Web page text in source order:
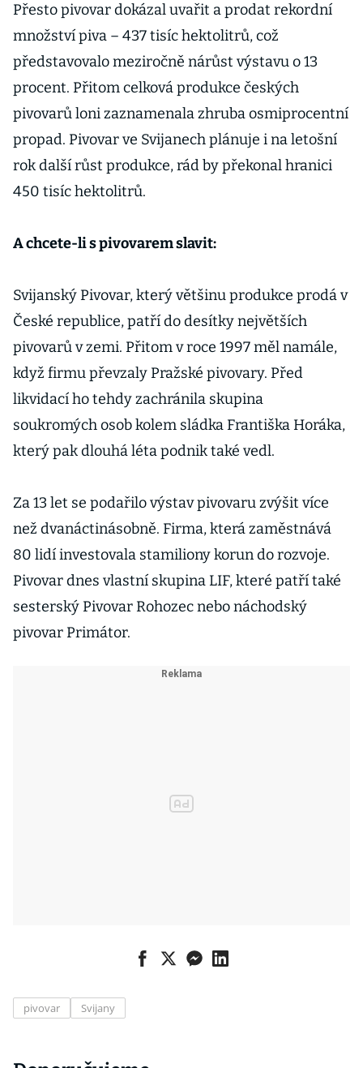
Přesto pivovar dokázal uvařit a prodat rekordní
množství piva – 437 tisíc hektolitrů, což
představovalo meziročně nárůst výstavu o 13
procent. Přitom celková produkce českých
pivovarů loni zaznamenala zhruba osmiprocentní
propad. Pivovar ve Svijanech plánuje i na letošní
rok další růst produkce, rád by překonal hranici
450 tisíc hektolitrů.
A chcete-li s pivovarem slavit:
Svijanský Pivovar, který většinu produkce prodá v
České republice, patří do desítky největších
pivovarů v zemi. Přitom v roce 1997 měl namále,
když firmu převzaly Pražské pivovary. Před
likvidací ho tehdy zachránila skupina
soukromých osob kolem sládka Františka Horáka,
který pak dlouhá léta podnik také vedl.
Za 13 let se podařilo výstav pivovaru zvýšit více
než dvanáctinásobně. Firma, která zaměstnává
80 lidí investovala stamiliony korun do rozvoje.
Pivovar dnes vlastní skupina LIF, které patří také
sesterský Pivovar Rohozec nebo náchodský
pivovar Primátor.
pivovar Svijany